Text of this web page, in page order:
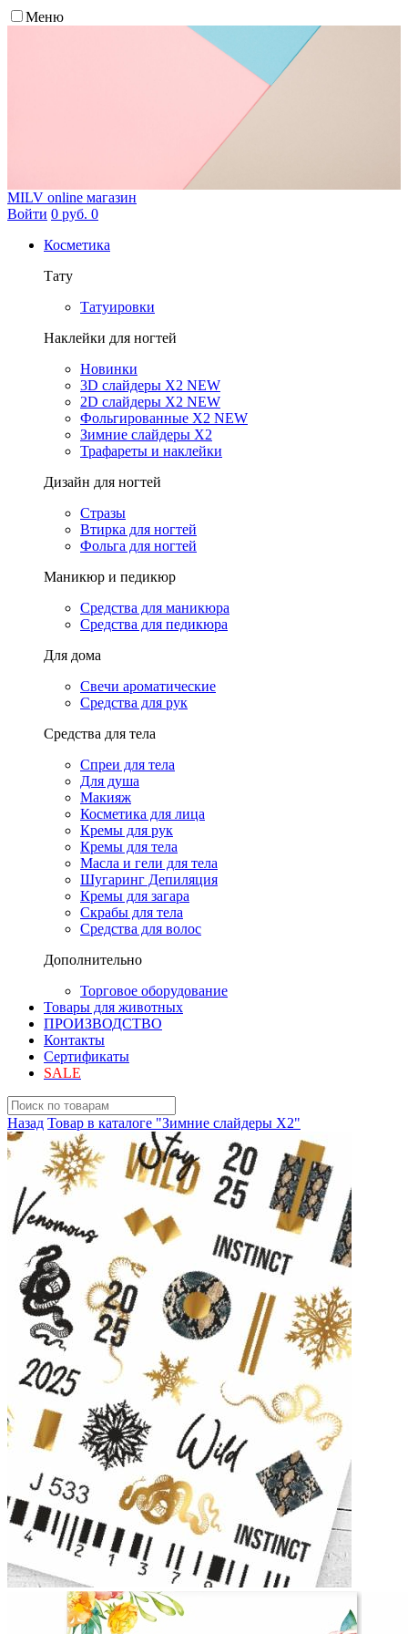
Меню
MILV online магазин
Войти 0 руб. 0
Косметика
Тату
Татуировки
Наклейки для ногтей
Новинки
3D слайдеры X2 NEW
2D слайдеры X2 NEW
Фольгированные X2 NEW
Зимние слайдеры Х2
Трафареты и наклейки
Дизайн для ногтей
Стразы
Втирка для ногтей
Фольга для ногтей
Маникюр и педикюр
Средства для маникюра
Средства для педикюра
Для дома
Свечи ароматические
Средства для рук
Средства для тела
Спреи для тела
Для душа
Макияж
Косметика для лица
Кремы для рук
Кремы для тела
Масла и гели для тела
Шугаринг Депиляция
Кремы для загара
Скрабы для тела
Средства для волос
Дополнительно
Торговое оборудование
Товары для животных
ПРОИЗВОДСТВО
Контакты
Сертификаты
SALE
Назад Товар в каталоге "Зимние слайдеры Х2"